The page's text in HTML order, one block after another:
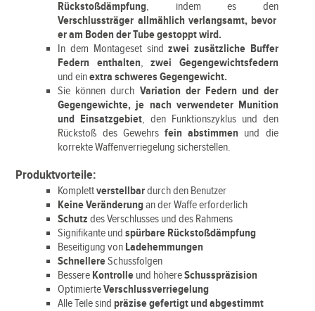
Rückstoßdämpfung, indem es den
Verschlussträger allmählich verlangsamt, bevor
er am Boden der Tube gestoppt wird.
In dem Montageset sindzwei zusätzliche Buffer
Federn enthalten,zwei Gegengewichtsfedern
und einextra schweres Gegengewicht.
Sie können durch Variation der Federn und der
Gegengewichte, je nach verwendeter Munition
und Einsatzgebiet, den Funktionszyklus und den
Rückstoß des Gewehrs fein abstimmen und die
korrekte Waffenverriegelung sicherstellen.
Produktvorteile:
Komplettverstellbardurch den Benutzer
Keine Veränderungan der Waffe erforderlich
Schutz des Verschlusses und des Rahmens
Signifikante undspürbare Rückstoßdämpfung
Beseitigung von Ladehemmungen
SchnellereSchussfolgen
Bessere Kontrolle und höhereSchusspräzision
OptimierteVerschlussverriegelung
Alle Teile sind präzise gefertigt und abgestimmt